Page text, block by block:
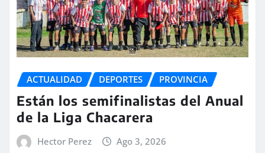
ACTUALIDAD DEPORTES PROVINCIA
Están los semifinalistas del Anual
de la Liga Chacarera
Hector Perez Ago 3, 2026